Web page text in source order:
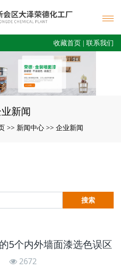
收藏首页 联系我们
新闻
>> 新闻中心 >> 企业新闻
搜索
5个内外墙面漆选色误区
2672